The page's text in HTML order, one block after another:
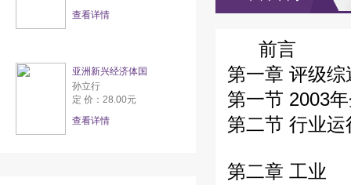
查看详情
亚洲新兴经济体国
孙立行
定 价：28.00元
查看详情
前言
第一章 评级综
第一节 2003
第二节 行业
第二章 工业